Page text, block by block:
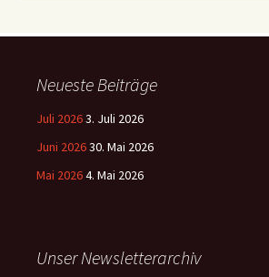
Neueste Beiträge
Juli 20263. Juli 2026
Juni 202630. Mai 2026
Mai 20264. Mai 2026
Unser Newsletterarchiv